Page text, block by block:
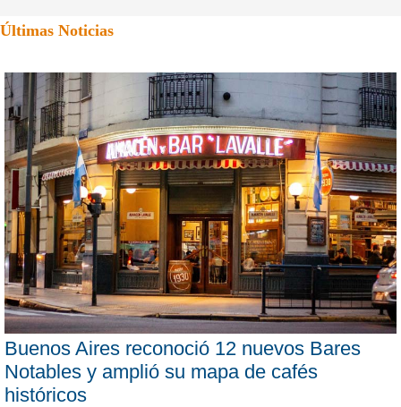
Últimas Noticias
Buenos Aires reconoció 12 nuevos Bares
Notables y amplió su mapa de cafés
históricos